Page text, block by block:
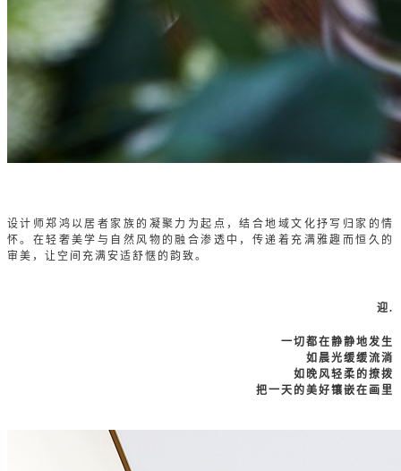
设计师郑鸿以居者家族的凝聚力为起点，结合地域文化抒写归家的情
怀。在轻奢美学与自然风物的融合渗透中，传递着充满雅趣而恒久的
审美，让空间充满安适舒惬的韵致。
迎.
一切都在静静地发生
如晨光缓缓流淌
如晚风轻柔的撩拨
把一天的美好镶嵌在画里